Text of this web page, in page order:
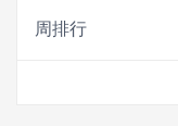
周排行